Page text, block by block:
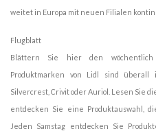
weitet in Europa mit neuen Filialen
Flugblatt
Blättern Sie hier den wöchentlich
Produktmarken von Lidl sind
Silvercrest, Crivit oder Auriol. Lesen Sie
entdecken Sie eine Produktauswahl,
Jeden Samstag entdecken Sie